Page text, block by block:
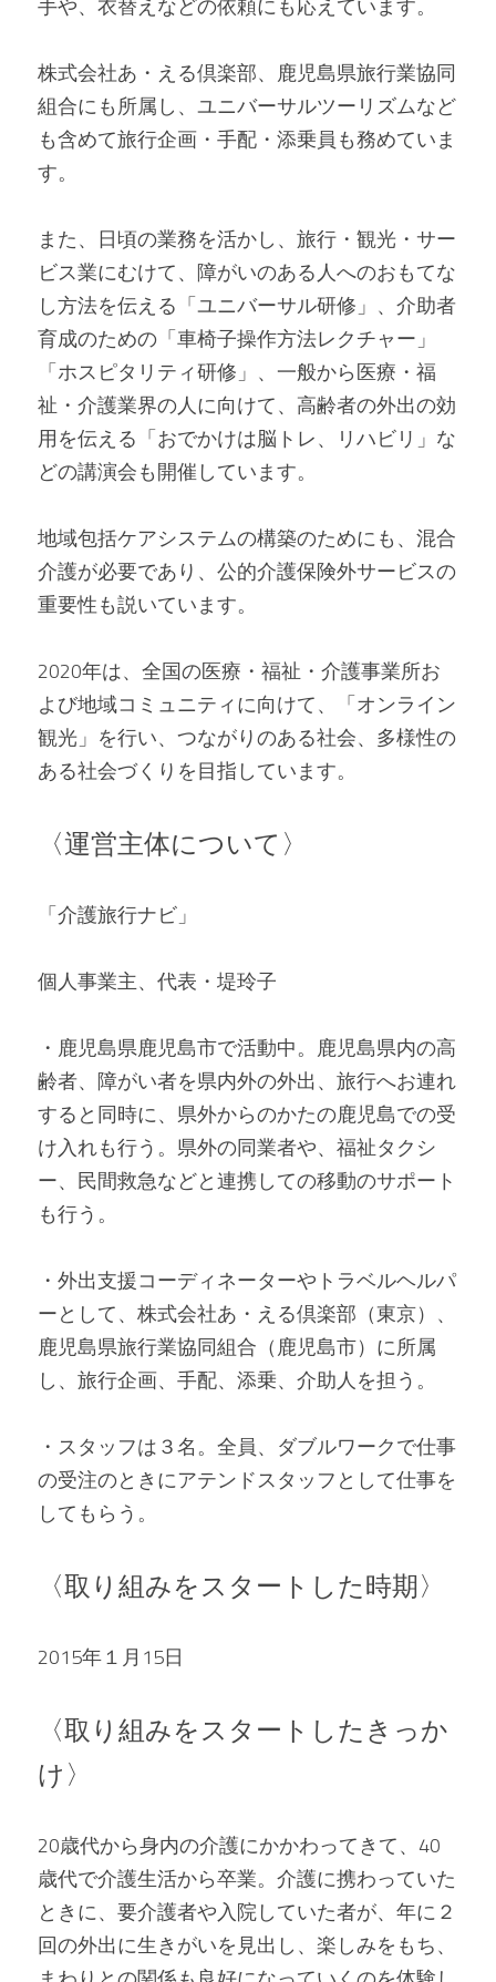
手や、衣替えなどの依頼にも応えています。
株式会社あ・える倶楽部、鹿児島県旅行業協同
組合にも所属し、ユニバーサルツーリズムなど
も含めて旅行企画・手配・添乗員も務めていま
す。
また、日頃の業務を活かし、旅行・観光・サー
ビス業にむけて、障がいのある人へのおもてな
し方法を伝える「ユニバーサル研修」、介助者
育成のための「車椅子操作方法レクチャー」
「ホスピタリティ研修」、一般から医療・福
祉・介護業界の人に向けて、高齢者の外出の効
用を伝える「おでかけは脳トレ、リハビリ」な
どの講演会も開催しています。
地域包括ケアシステムの構築のためにも、混合
介護が必要であり、公的介護保険外サービスの
重要性も説いています。
2020年は、全国の医療・福祉・介護事業所お
よび地域コミュニティに向けて、「オンライン
観光」を行い、つながりのある社会、多様性の
ある社会づくりを目指しています。
〈運営主体について〉
「介護旅行ナビ」
個人事業主、代表・堤玲子
・鹿児島県鹿児島市で活動中。鹿児島県内の高
齢者、障がい者を県内外の外出、旅行へお連れ
すると同時に、県外からのかたの鹿児島での受
け入れも行う。県外の同業者や、福祉タクシ
ー、民間救急などと連携しての移動のサポート
も行う。
・外出支援コーディネーターやトラベルヘルパ
ーとして、株式会社あ・える倶楽部（東京）、
鹿児島県旅行業協同組合（鹿児島市）に所属
し、旅行企画、手配、添乗、介助人を担う。
・スタッフは３名。全員、ダブルワークで仕事
の受注のときにアテンドスタッフとして仕事を
してもらう。
〈取り組みをスタートした時期〉
2015年１月15日
〈取り組みをスタートしたきっか
け〉
20歳代から身内の介護にかかわってきて、40
歳代で介護生活から卒業。介護に携わっていた
ときに、要介護者や入院していた者が、年に２
回の外出に生きがいを見出し、楽しみをもち、